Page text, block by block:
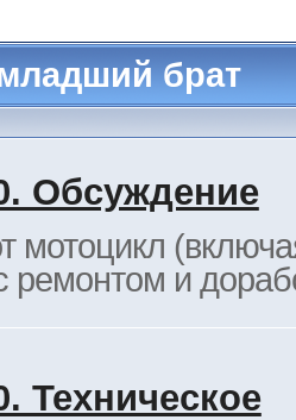
брат
Обсуждение
мотоцикл
ремонтом и
Техническое